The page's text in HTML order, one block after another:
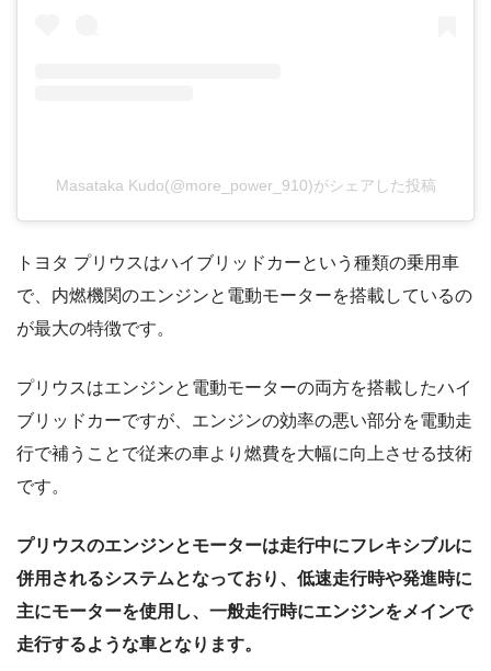
Masataka Kudo(@more_power_910)がシェアした投稿
トヨタ プリウスはハイブリッドカーという種類の乗用車
で、内燃機関のエンジンと電動モーターを搭載しているの
が最大の特徴です。
プリウスはエンジンと電動モーターの両方を搭載したハイ
ブリッドカーですが、エンジンの効率の悪い部分を電動走
行で補うことで従来の車より燃費を大幅に向上させる技術
です。
プリウスのエンジンとモーターは走行中にフレキシブルに
併用されるシステムとなっており、低速走行時や発進時に
主にモーターを使用し、一般走行時にエンジンをメインで
走行するような車となります。